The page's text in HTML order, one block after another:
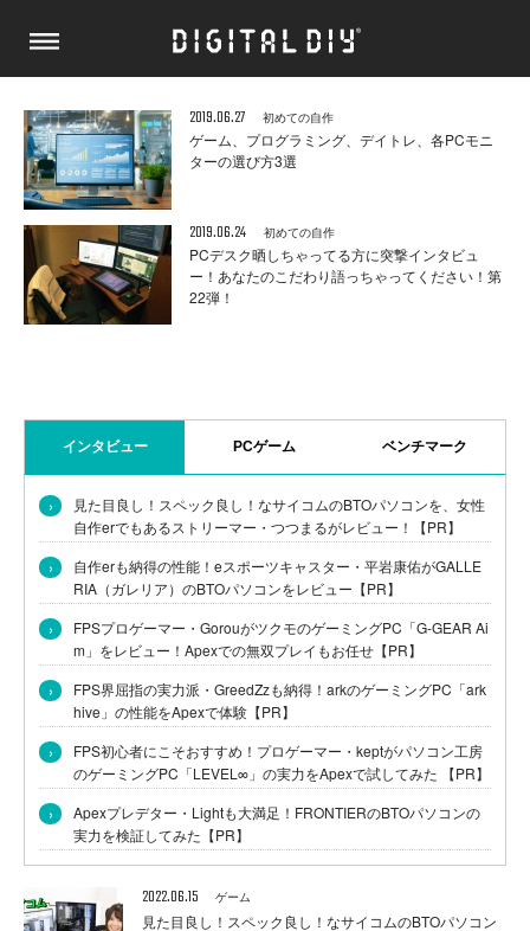
2019.06.27 初めての自作
ゲーム、プログラミング、デイトレ、各PCモニ
ターの選び方3選
2019.06.24 初めての自作
PCデスク晒しちゃってる方に突撃インタビュ
ー！あなたのこだわり語っちゃってください！第
22弾！
インタビュー PCゲーム ベンチマーク
›
見た目良し！スペック良し！なサイコムのBTOパソコンを、女性
自作erでもあるストリーマー・つつまるがレビュー！【PR】
›
自作erも納得の性能！eスポーツキャスター・平岩康佑がGALLE
RIA（ガレリア）のBTOパソコンをレビュー【PR】
›
FPSプロゲーマー・GorouがツクモのゲーミングPC「G-GEAR Ai
m」をレビュー！Apexでの無双プレイもお任せ【PR】
›
FPS界屈指の実力派・GreedZzも納得！arkのゲーミングPC「ark
hive」の性能をApexで体験【PR】
›
FPS初心者にこそおすすめ！プロゲーマー・keptがパソコン工房
のゲーミングPC「LEVEL∞」の実力をApexで試してみた 【PR】
›
Apexプレデター・Lightも大満足！FRONTIERのBTOパソコンの
実力を検証してみた【PR】
2022.06.15 ゲーム
見た目良し！スペック良し！なサイコムのBTOパソコン